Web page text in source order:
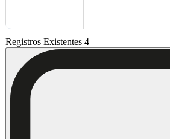
Registros Existentes 4